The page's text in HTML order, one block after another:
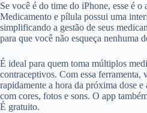
Se você é do time do iPhone, esse é
Medicamento e pílula possui uma
simplificando a gestão de seus
para que você não esqueça nenhuma
É ideal para quem toma múltiplos
contraceptivos. Com essa ferramenta,
rapidamente a hora da próxima dose e
com cores, fotos e sons. O app
É gratuito.